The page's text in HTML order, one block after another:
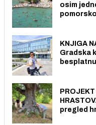
osim
KNJIGA
Gradska
pregled